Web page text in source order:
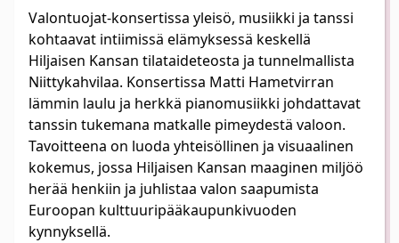
Valontuojat-konsertissa yleisö, musiikki ja tanssi
kohtaavat intiimissä elämyksessä keskellä
Hiljaisen Kansan tilataideteosta ja tunnelmallista
Niittykahvilaa. Konsertissa Matti Hametvirran
lämmin laulu ja herkkä pianomusiikki johdattavat
tanssin tukemana matkalle pimeydestä valoon.
Tavoitteena on luoda yhteisöllinen ja visuaalinen
kokemus, jossa Hiljaisen Kansan maaginen miljöö
herää henkiin ja juhlistaa valon saapumista
Euroopan kulttuuripääkaupunkivuoden
kynnyksellä.